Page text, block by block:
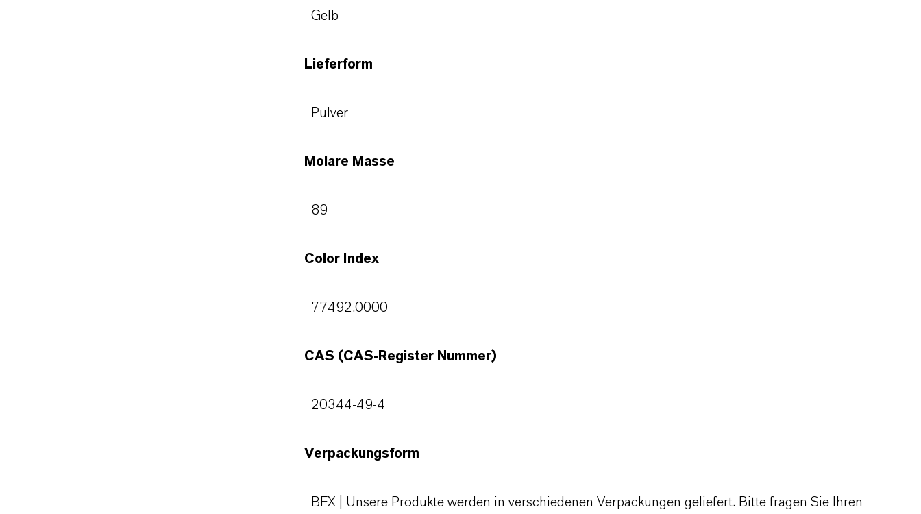
Gelb
Lieferform
Pulver
Molare Masse
89
Color Index
77492.0000
CAS (CAS-Register Nummer)
20344-49-4
Verpackungsform
BFX | Unsere Produkte werden in verschiedenen Verpackungen geliefert. Bitte fragen Sie Ihren